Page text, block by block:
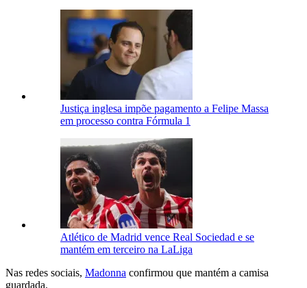
Justiça inglesa impõe pagamento a Felipe Massa
em processo contra Fórmula 1
Atlético de Madrid vence Real Sociedad e se
mantém em terceiro na LaLiga
Nas redes sociais, Madonna confirmou que mantém a camisa
guardada.